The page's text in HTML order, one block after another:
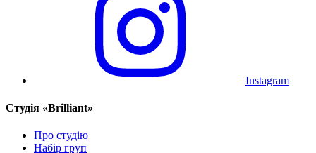
Instagram
Cтудія «Brilliant»
Про студію
Набір груп